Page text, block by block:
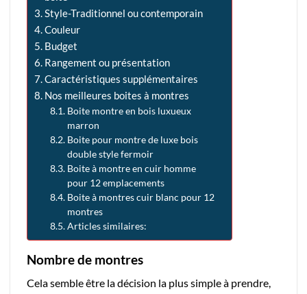
Style-Traditionnel ou contemporain
Couleur
Budget
Rangement ou présentation
Caractéristiques supplémentaires
Nos meilleures boites à montres
Boite montre en bois luxueux
marron
Boite pour montre de luxe bois
double style fermoir
Boite à montre en cuir homme
pour 12 emplacements
Boite à montres cuir blanc pour 12
montres
Articles similaires:
Nombre de montres
Cela semble être la décision la plus simple à prendre,